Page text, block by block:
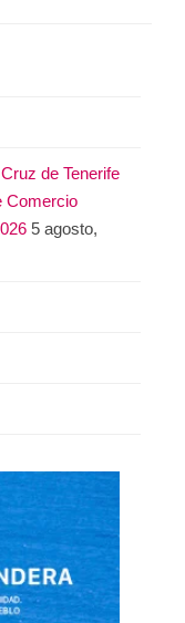
de Tenerife
Comercio
5 agosto,